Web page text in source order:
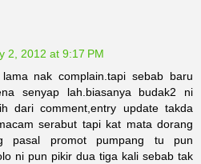
2, 2012 at 9:17 PM
nak complain.tapi sebab baru
senyap lah.biasanya budak2 ni
dari comment,entry update takda
serabut tapi kat mata dorang
pasal promot pumpang tu pun
ni pun pikir dua tiga kali sebab tak